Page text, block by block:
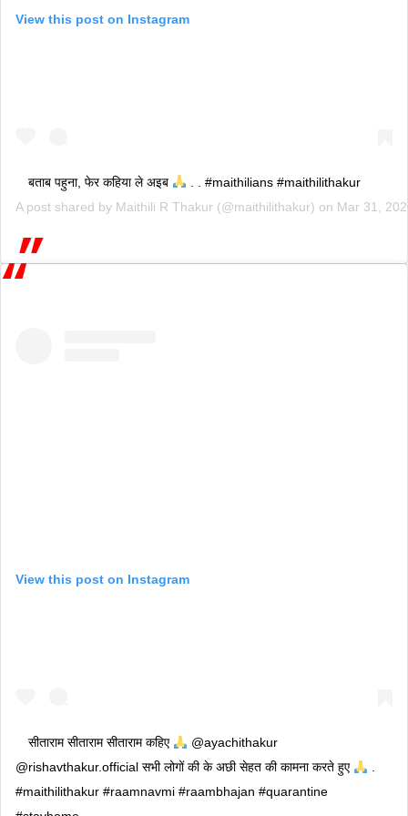
View this post on Instagram
बताब पहुना, फेर कहिया ले अइब
. . #maithilians #maithilithakur
A post shared by Maithili R Thakur (@maithilithakur) on Mar 31,
View this post on Instagram
सीताराम सीताराम सीताराम कहिए
@ayachithakur
@rishavthakur.official सभी लोगों की के अछी सेहत की कामना करते हुए
#maithilithakur #raamnavmi #raambhajan #quarantine